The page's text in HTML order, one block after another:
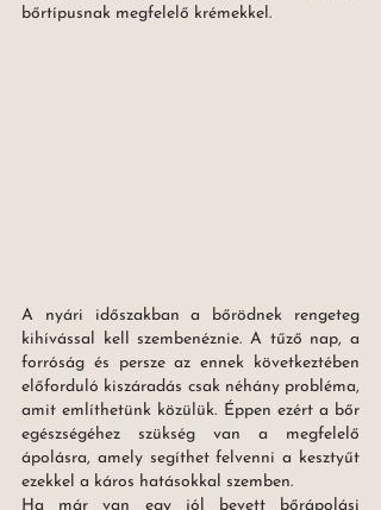
bőrtípusnak megfelelő krémekkel.
A nyári időszakban a bőrödnek rengeteg
kihívással kell szembenéznie. A tűző nap, a
forróság és persze az ennek következtében
előforduló kiszáradás csak néhány probléma,
amit említhetünk közülük. Éppen ezért a bőr
egészségéhez szükség van a megfelelő
ápolásra, amely segíthet felvenni a kesztyűt
ezekkel a káros hatásokkal szemben.
Ha már van egy jól bevett bőrápolási